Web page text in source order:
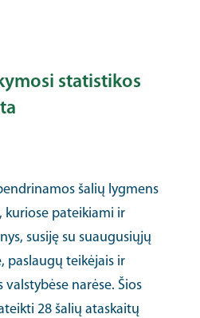
statistikos
šalių lygmens
kuriose pateikiami ir
susiję su suaugusiųjų
paslaugų teikėjais ir
narėse. Šios
28 šalių ataskaitų